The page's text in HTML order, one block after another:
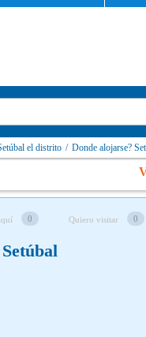
el distrito / Donde alojarse?
0 Quiero visitar 0